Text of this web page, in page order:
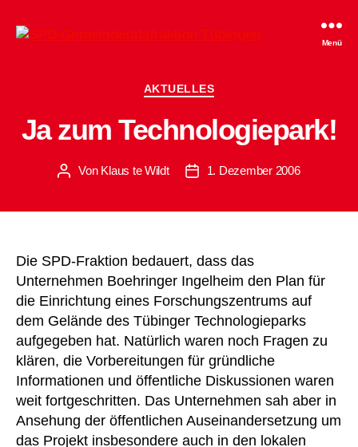
SPD-
Menü
Kategorien
AKTUELLES
Ja zum Technologiepark!
Beitragsautor
Von Klaus te Wildt Beitragsdatum
1. Dezember 2006
Die SPD-Fraktion bedauert, dass das
Unternehmen Boehringer Ingelheim den Plan für
die Einrichtung eines Forschungszentrums auf
dem Gelände des Tübinger Technologieparks
aufgegeben hat. Natürlich waren noch Fragen zu
klären, die Vorbereitungen für gründliche
Informationen und öffentliche Diskussionen waren
weit fortgeschritten. Das Unternehmen sah aber in
Ansehung der öffentlichen Auseinandersetzung um
das Projekt insbesondere auch in den lokalen